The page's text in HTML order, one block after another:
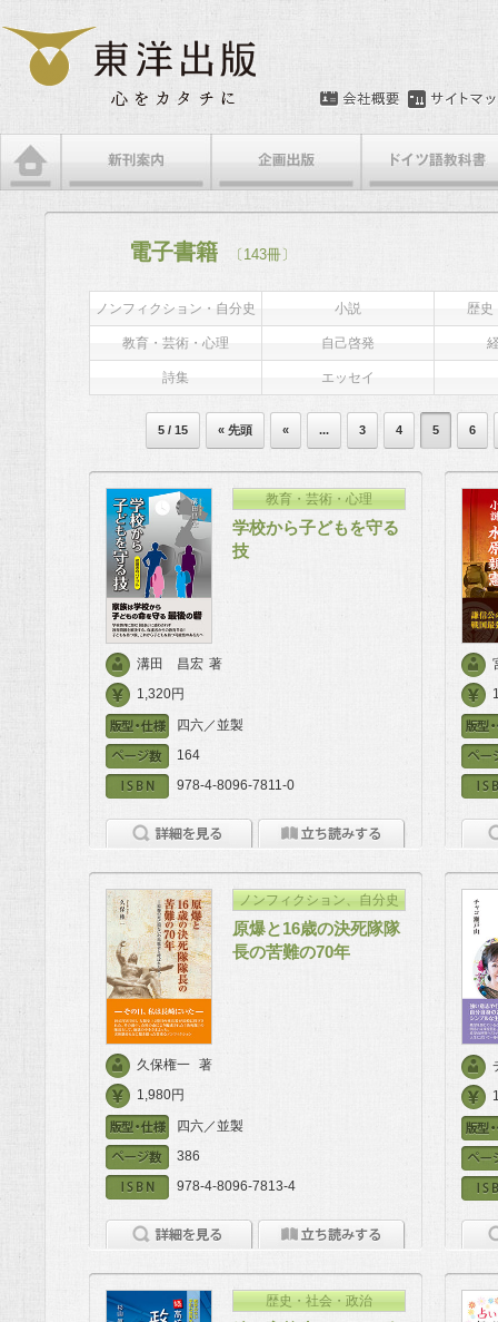
電子書籍 〔143冊〕
ノンフィクション・自分史 小説 歴史
教育・芸術・心理 自己啓発
詩集 エッセイ
5 / 15 « 先頭 « ... 3 4 5 6
教育・芸術・心理
学校から子どもを守る
技
溝田 昌宏 著
1,320円
四六／並製
164
978-4-8096-7811-0
ノンフィクション、自分史
原爆と16歳の決死隊隊
長の苦難の70年
久保権一 著
1,980円
四六／並製
386
978-4-8096-7813-4
歴史・社会・政治